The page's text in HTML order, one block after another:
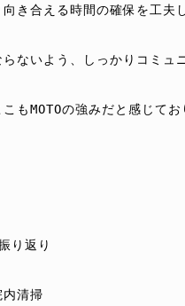
き合える時間の確保を工夫
ないよう、しっかりコミュ
もMOTOの強みだと感じてお
返り
清掃